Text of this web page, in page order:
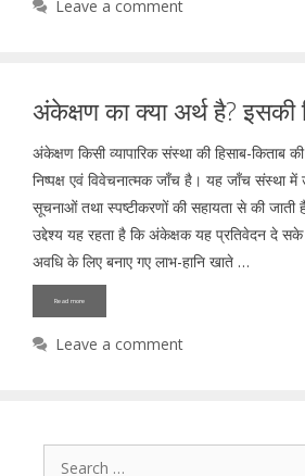
Leave a comment
अंकेक्षण का क्या अर्थ है? इसकी
अंकेक्षण किसी व्यापारिक संस्था की हिसाब-किताब की
निष्पक्ष एवं विवेचनात्मक जाँच है। यह जाँच संस्था में
सूचनाओं तथा स्पष्टीकरणों की सहायता से की
उद्देश्य यह रहता है कि अंकेक्षक यह प्रतिवेदन दे
अवधि के लिए बनाए गए लाभ-हानि खाते …
Read more
Leave a comment